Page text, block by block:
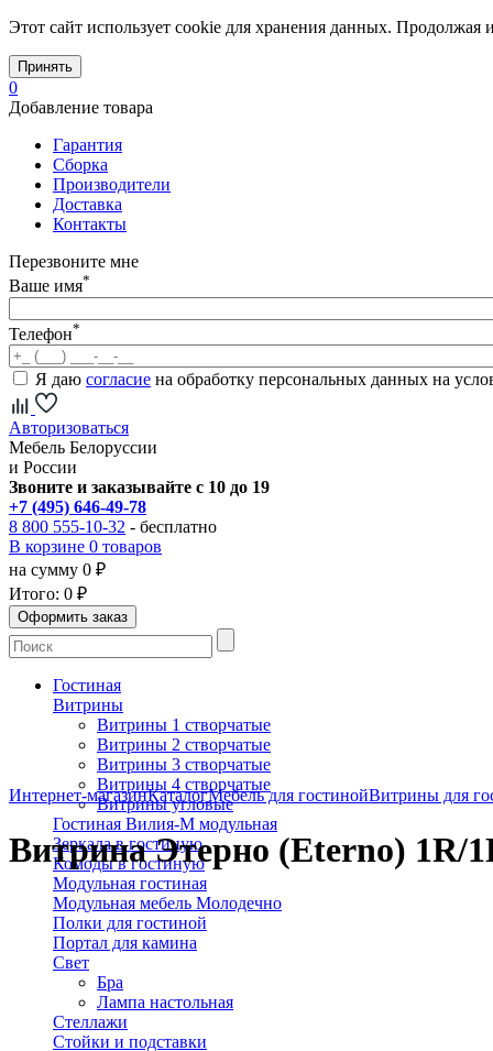
Этот сайт использует cookie для хранения данных. Продолжая
Принять
0
Добавление товара
Гарантия
Сборка
Производители
Доставка
Контакты
Перезвоните мне
Ваше имя*
Телефон*
Я даю согласие на обработку персональных данных на
Авторизоваться
Мебель Белоруссии
и России
Звоните и заказывайте с 10 до 19
+7 (495) 646-49-78
8 800 555-10-32 - бесплатно
В корзине 0 товаров
на сумму 0 ₽
Итого: 0 ₽
Гостиная
Витрины
Витрины 1 створчатые
Витрины 2 створчатые
Витрины 3 створчатые
Витрины 4 створчатые
Витрины угловые
Гостиная Вилия-М модульная
Зеркала в гостиную
Комоды в гостиную
Модульная гостиная
Модульная мебель Молодечно
Полки для гостиной
Портал для камина
Свет
Бра
Лампа настольная
Стеллажи
Стойки и подставки
Интернет-магазинКаталогМебель для гостинойВитрины для
Витрина Этерно (Eterno) 1R/